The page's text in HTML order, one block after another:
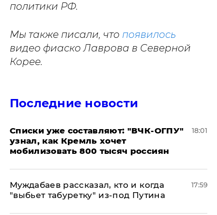
политики РФ.
Мы также писали, что появилось
видео фиаско Лаврова в Северной
Корее.
Последние новости
Списки уже составляют: "ВЧК-ОГПУ"
узнал, как Кремль хочет
мобилизовать 800 тысяч россиян
18:01
Муждабаев рассказал, кто и когда
"выбьет табуретку" из-под Путина
17:59